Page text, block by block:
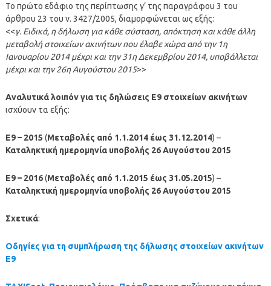
Το πρώτο εδάφιο της περίπτωσης γ’ της παραγράφου 3 του
άρθρου 23 του ν. 3427/2005, διαμορφώνεται ως εξής:
<<γ. Ειδικά, η δήλωση για κάθε σύσταση, απόκτηση και κάθε άλλη
μεταβολή στοιχείων ακινήτων που έλαβε χώρα από την 1η
Ιανουαρίου 2014 μέχρι και την 31η Δεκεμβρίου 2014, υποβάλλεται
μέχρι και την 26η Αυγούστου 2015>>
Αναλυτικά λοιπόν για τις δηλώσεις Ε9 στοιχείων ακινήτων
ισχύουν τα εξής:
Ε9 – 2015 (Μεταβολές από 1.1.2014 έως 31.12.2014) –
Καταληκτική ημερομηνία υποβολής 26 Αυγούστου 2015
Ε9 – 2016(Μεταβολές από 1.1.2015 έως 31.05.2015) –
Καταληκτική ημερομηνία υποβολής 26 Αυγούστου 2015
Σχετικά:
Οδηγίες για τη συμπλήρωση της δήλωσης στοιχείων ακινήτων
Ε9